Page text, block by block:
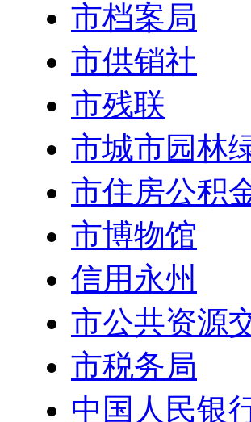
市档案局
市供销社
市残联
市城市园林
市住房公积
市博物馆
信用永州
市公共资源
市税务局
中国人民银